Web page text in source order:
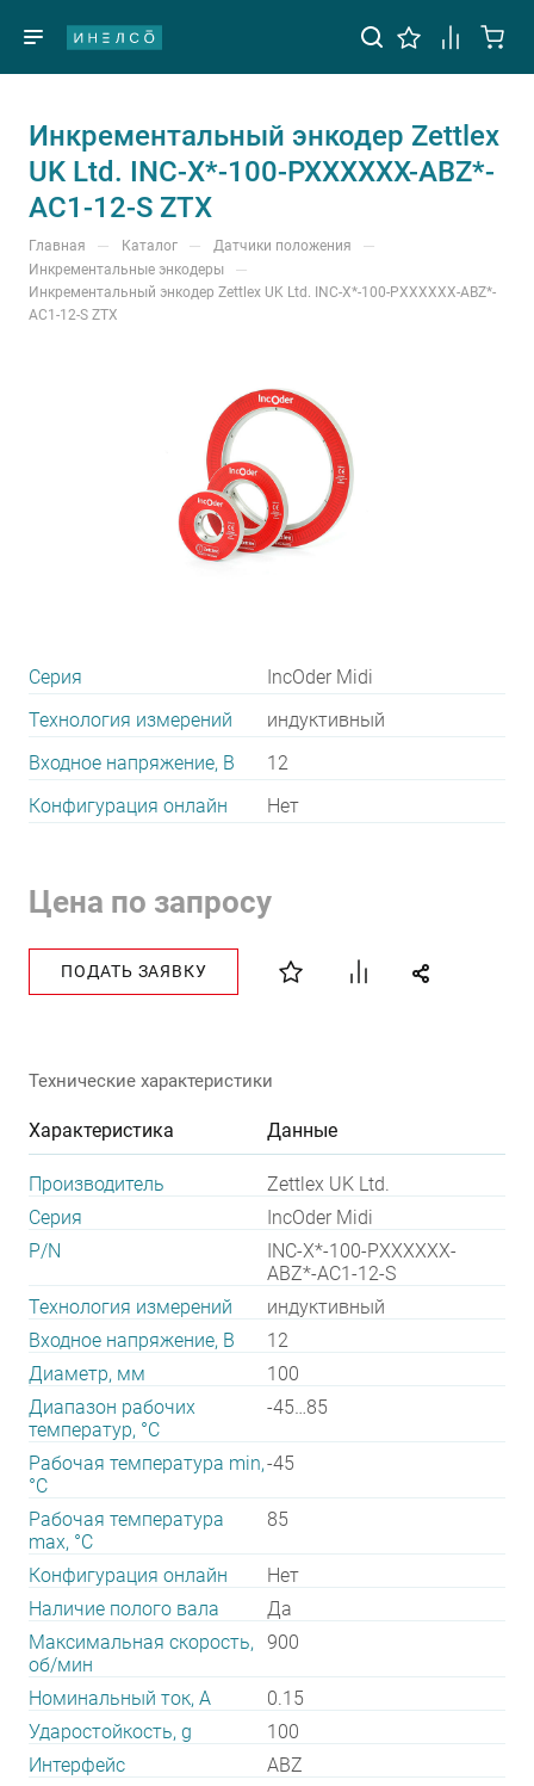
Инкрементальный энкодер Zettlex
UK Ltd. INC-X*-100-PXXXXXX-ABZ*-
AC1-12-S ZTX
Главная — Каталог — Датчики положения —
Инкрементальные энкодеры —
Инкрементальный энкодер Zettlex UK Ltd. INC-X*-100-PXXXXXX-ABZ*-
AC1-12-S ZTX
Серия
IncOder Midi
Технология измерений
индуктивный
Входное напряжение, В
12
Конфигурация онлайн
Нет
Цена по запросу
ПОДАТЬ ЗАЯВКУ
Технические характеристики
Характеристика Данные
Производитель
Zettlex UK Ltd.
Серия
IncOder Midi
P/N
INC-X*-100-PXXXXXX-
ABZ*-AC1-12-S
Технология измерений
индуктивный
Входное напряжение, В
12
Диаметр, мм
100
Диапазон рабочих
температур, °С
-45…85
Рабочая температура min,
°С
-45
Рабочая температура
max, °С
85
Конфигурация онлайн
Нет
Наличие полого вала
Да
Максимальная скорость,
об/мин
900
Номинальный ток, А
0.15
Ударостойкость, g
100
Интерфейс
ABZ